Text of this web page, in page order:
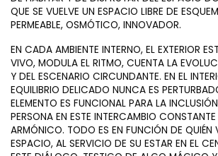
QUE SE VUELVE UN ESPACIO LIBRE DE
PERMEABLE, OSMÓTICO, INNOVADOR.
EN CADA AMBIENTE INTERNO, EL EXTERIOR
VIVO, MODULA EL RITMO, CUENTA LA
Y DEL ESCENARIO CIRCUNDANTE. EN EL
EQUILIBRIO DELICADO NUNCA ES
ELEMENTO ES FUNCIONAL PARA LA
PERSONA EN ESTE INTERCAMBIO
ARMÓNICO. TODO ES EN FUNCIÓN DE QUIÉN
ESPACIO, AL SERVICIO DE SU ESTAR EN EL